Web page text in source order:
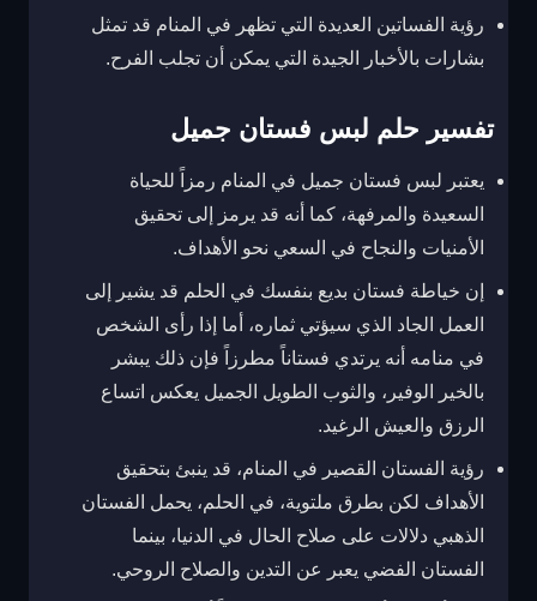
رؤية الفساتين العديدة التي تظهر في المنام قد تمثل
بشارات بالأخبار الجيدة التي يمكن أن تجلب الفرح.
تفسير حلم لبس فستان جميل
يعتبر لبس فستان جميل في المنام رمزاً للحياة
السعيدة والمرفهة، كما أنه قد يرمز إلى تحقيق
الأمنيات والنجاح في السعي نحو الأهداف.
إن خياطة فستان بديع بنفسك في الحلم قد يشير إلى
العمل الجاد الذي سيؤتي ثماره، أما إذا رأى الشخص
في منامه أنه يرتدي فستاناً مطرزاً فإن ذلك يبشر
بالخير الوفير، والثوب الطويل الجميل يعكس اتساع
الرزق والعيش الرغيد.
رؤية الفستان القصير في المنام، قد ينبئ بتحقيق
الأهداف لكن بطرق ملتوية، في الحلم، يحمل الفستان
الذهبي دلالات على صلاح الحال في الدنيا، بينما
الفستان الفضي يعبر عن التدين والصلاح الروحي.